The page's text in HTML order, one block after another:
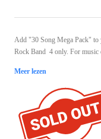
Add "30 Song Mega Pack"
Rock Band 4 only. For music
Meer lezen